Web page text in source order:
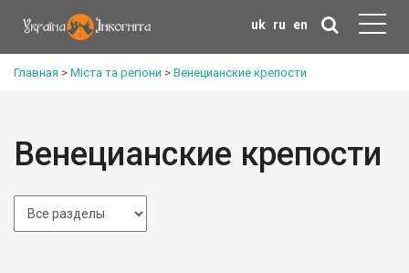
uk ru en
Главная > Міста та регіони > Венецианские крепости
Венецианские крепости